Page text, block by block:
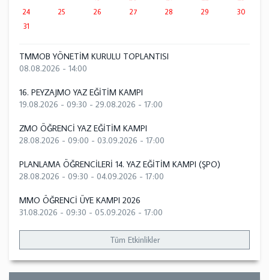
24
25 26 27 28 29
30
31
TMMOB YÖNETİM KURULU TOPLANTISI
08.08.2026 - 14:00
16. PEYZAJMO YAZ EĞİTİM KAMPI
19.08.2026 - 09:30 - 29.08.2026 - 17:00
ZMO ÖĞRENCİ YAZ EĞİTİM KAMPI
28.08.2026 - 09:00 - 03.09.2026 - 17:00
PLANLAMA ÖĞRENCİLERİ 14. YAZ EĞİTİM KAMPI (ŞPO)
28.08.2026 - 09:30 - 04.09.2026 - 17:00
MMO ÖĞRENCİ ÜYE KAMPI 2026
31.08.2026 - 09:30 - 05.09.2026 - 17:00
Tüm Etkinlikler